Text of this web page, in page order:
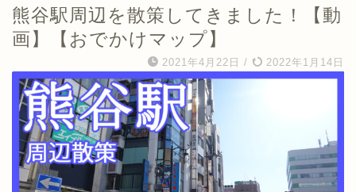
熊谷駅周辺を散策してきました！【動
画】【おでかけマップ】
2021年4月22日 / 2022年1月14日